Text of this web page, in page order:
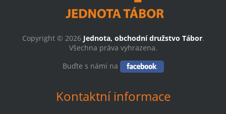
Copyright © 2026 Jednota, obchodní družstvo Tábor.
Všechna práva vyhrazena.
Buďte s námi na
Kontaktní informace